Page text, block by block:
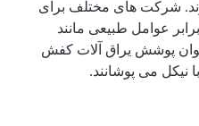
شرکت های مختلف برای
عوامل طبیعی مانند
پوشش یراق آلات کفش
نیکل می پوشانند.